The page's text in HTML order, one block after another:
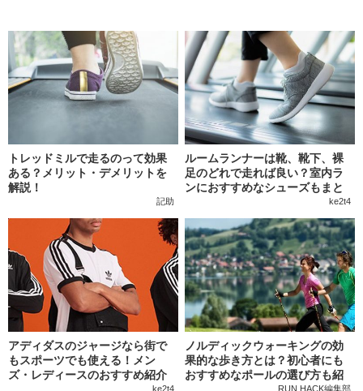
トレッドミルで走るのって効果
ある？メリット・デメリットを
解説！
記助
ルームランナーは靴、靴下、裸
足のどれで走れば良い？室内ラ
ンにおすすめなシューズもまと
ke2t4
アディダスのジャージなら街で
もスポーツでも使える！メン
ズ・レディースのおすすめ紹介
ke2t4
ノルディックウォーキングの効
果的な歩き方とは？初心者にも
おすすめなポールの選び方も紹
RUN HACK編集部